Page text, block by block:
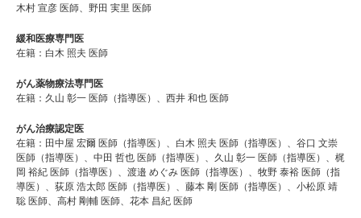
木村 宣彦 医師、野田 実里 医師
緩和医療専門医
在籍：白木 照夫 医師
がん薬物療法専門医
在籍：久山 彰一 医師（指導医）、西井 和也 医師
がん治療認定医
在籍：⽥中屋 宏爾 医師（指導医）、⽩木 照夫 医師（指導医）、⾕⼝ ⽂崇
医師（指導医）、中⽥ 哲也 医師（指導医）、久⼭ 彰⼀ 医師（指導医）、梶
岡 裕紀 医師（指導医）、渡邉 めぐみ 医師（指導医）、牧野 泰裕 医師（指
導医）、荻原 浩太郎 医師（指導医）、藤本 剛 医師（指導医）、⼩松原 靖
聡 医師、高村 剛輔 医師、花本 昌紀 医師